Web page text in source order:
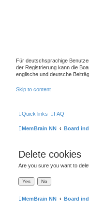
Für deutschsprachige
der Registrierung kann die
englische und deutsche
Skip to content
Quick links FAQ
MemBrain NN Board
Delete cookies
Are you sure you want to
MemBrain NN Board